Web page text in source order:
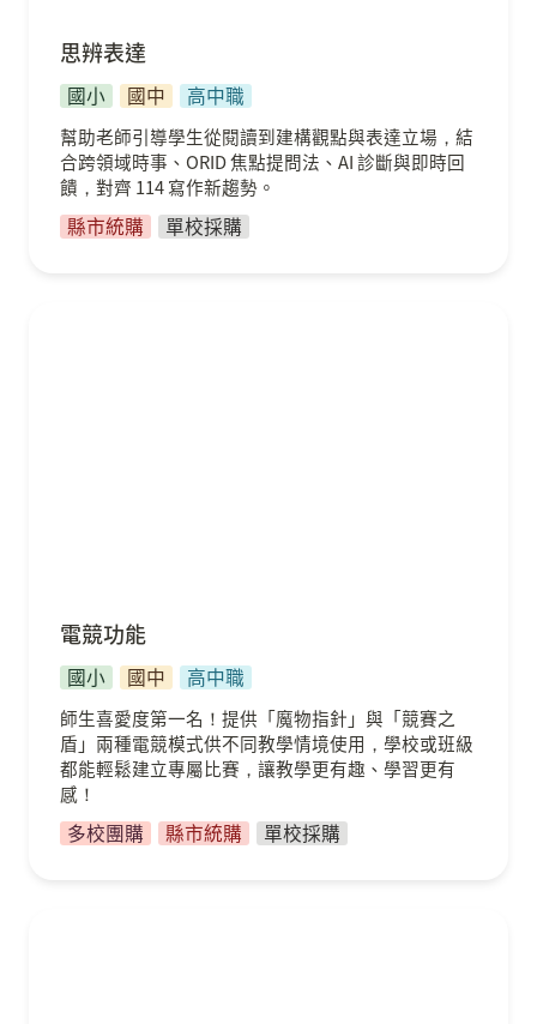
思辨表達
國小 國中 高中職
幫助老師引導學生從閱讀到建構觀點與表達立場，結
合跨領域時事、ORID 焦點提問法、AI 診斷與即時回
饋，對齊 114 寫作新趨勢。
縣市統購 單校採購
電競功能
國小 國中 高中職
師生喜愛度第一名！提供「魔物指針」與「競賽之
盾」兩種電競模式供不同教學情境使用，學校或班級
都能輕鬆建立專屬比賽，讓教學更有趣、學習更有
感！
多校團購 縣市統購 單校採購